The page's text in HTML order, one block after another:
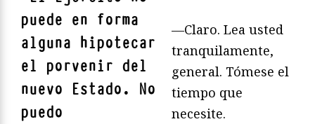
puede en forma
alguna hipotecar
el porvenir del
nuevo Estado. No
puedo
—Claro. Lea usted
tranquilamente,
general. Tómese el
tiempo que
necesite.